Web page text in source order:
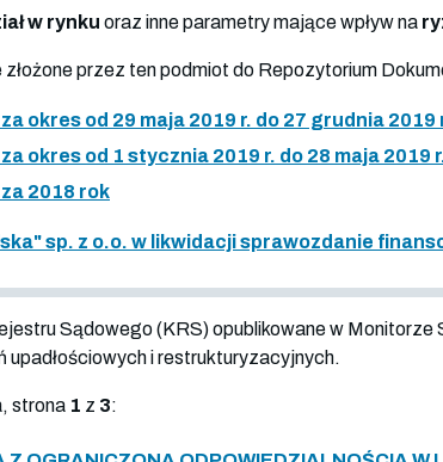
w rynku oraz inne parametry mające wpływ na
przez ten podmiot do Repozytorium
okres od 29 maja 2019 r. do 27 grudnia 2019
okres od 1 stycznia 2019 r. do 28 maja 2019
2018 rok
sp. z o.o. w likwidacji sprawozdanie
Sądowego (KRS) opublikowane w
i restrukturyzacyjnych.
strona 1 z 3: